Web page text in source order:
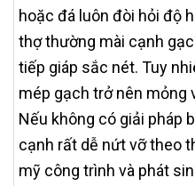
hoặc đá luôn đòi hỏi độ
thợ thường mài cạnh
tiếp giáp sắc nét. Tuy
mép gạch trở nên mỏng
Nếu không có giải pháp
cạnh rất dễ nứt vỡ theo
mỹ công trình và phát